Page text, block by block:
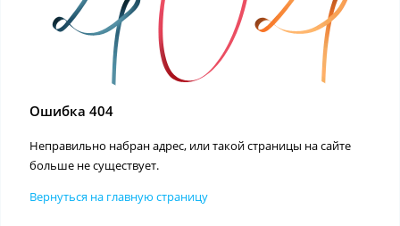
Ошибка 404
Неправильно набран адрес, или такой страницы на сайте
больше не существует.
Вернуться на главную страницу